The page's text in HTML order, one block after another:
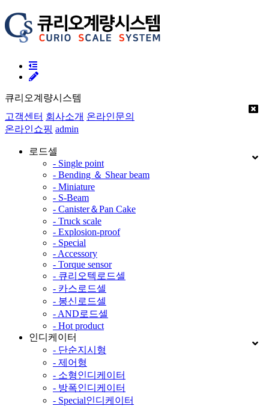
큐리오계량시스템
고객센터 회사소개 온라인문의
온라인쇼핑 admin
로드셀
- Single point
- Bending ＆ Shear beam
- Miniature
- S-Beam
- Canister＆Pan Cake
- Truck scale
- Explosion-proof
- Special
- Accessory
- Torque sensor
- 큐리오텍로드셀
- 카스로드셀
- 봉신로드셀
- AND로드셀
- Hot product
인디케이터
- 단순지시형
- 제어형
- 소형인디케이터
- 방폭인디케이터
- Special인디케이터